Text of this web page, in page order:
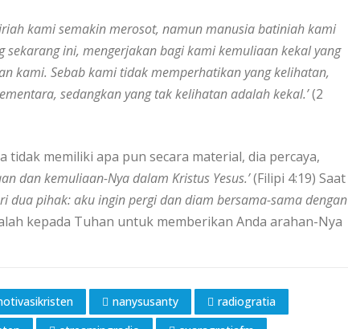
kami semakin merosot, namun manusia batiniah kami
ini, mengerjakan bagi kami kemuliaan kekal yang
kami. Sebab kami tidak memperhatikan yang kelihatan,
sedangkan yang tak kelihatan adalah kekal.’(2
tidak memiliki apa pun secara material, dia percaya,
dan kemuliaan-Nya dalam Kristus Yesus.’(Filipi 4:19) Saat
dua pihak: aku ingin pergi dan diam bersama-sama dengan
kepada Tuhan untuk memberikan Anda arahan-Nya
nanysusanty
radiogratia